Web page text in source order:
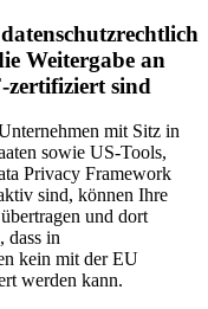
Weitergabe an
zertifiziert sind
mit Sitz in
sowie US-Tools,
Privacy Framework
sind, können Ihre
und dort
dass in
kein mit der EU
werden kann.